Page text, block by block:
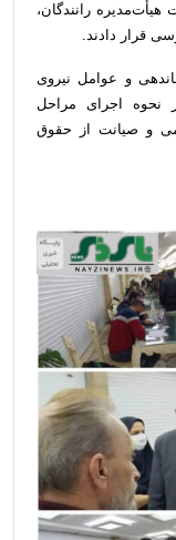
رانندگان،
قرار دادند.
و عوامل نیروی
نحوه اجرای مراحل
و صیانت از حقوق